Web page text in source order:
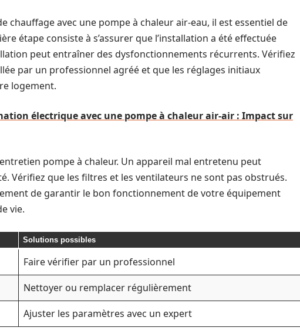
chauffage avec une pompe à chaleur air-eau, il est essentiel de
étape consiste à s’assurer que l’installation a été effectuée
peut entraîner des dysfonctionnements récurrents. Vérifiez
par un professionnel agréé et que les réglages initiaux
logement.
électrique avec une pompe à chaleur air-air : Impact sur
pompe à chaleur. Un appareil mal entretenu peut
Vérifiez que les filtres et les ventilateurs ne sont pas obstrués.
de garantir le bon fonctionnement de votre équipement
vie.
Solutions possibles
Faire vérifier par un professionnel
Nettoyer ou remplacer régulièrement
Ajuster les paramètres avec un expert